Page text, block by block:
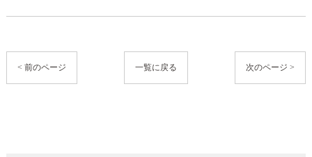
< 前のページ 一覧に戻る 次のページ >